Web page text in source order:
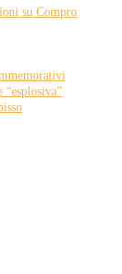
su Compro